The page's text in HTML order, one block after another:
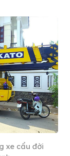
xe cẩu đời